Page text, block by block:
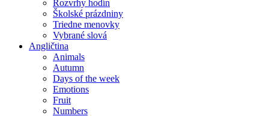
Rozvrhy hodín
Školské prázdniny
Triedne menovky
Vybrané slová
Angličtina
Animals
Autumn
Days of the week
Emotions
Fruit
Numbers